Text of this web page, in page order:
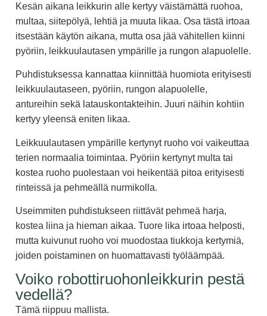
Kesän aikana leikkurin alle kertyy väistämättä ruohoa,
multaa, siitepölyä, lehtiä ja muuta likaa. Osa tästä irtoaa
itsestään käytön aikana, mutta osa jää vähitellen kiinni
pyöriin, leikkuulautasen ympärille ja rungon alapuolelle.
Puhdistuksessa kannattaa kiinnittää huomiota erityisesti
leikkuulautaseen, pyöriin, rungon alapuolelle,
antureihin sekä latauskontakteihin. Juuri näihin kohtiin
kertyy yleensä eniten likaa.
Leikkuulautasen ympärille kertynyt ruoho voi vaikeuttaa
terien normaalia toimintaa. Pyöriin kertynyt multa tai
kostea ruoho puolestaan voi heikentää pitoa erityisesti
rinteissä ja pehmeällä nurmikolla.
Useimmiten puhdistukseen riittävät pehmeä harja,
kostea liina ja hieman aikaa. Tuore lika irtoaa helposti,
mutta kuivunut ruoho voi muodostaa tiukkoja kertymiä,
joiden poistaminen on huomattavasti työläämpää.
Voiko robottiruohonleikkurin pestä
vedellä?
Tämä riippuu mallista.